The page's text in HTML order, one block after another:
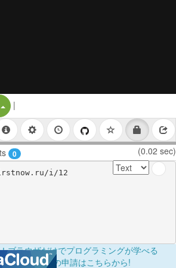
Split Button!
|
0 (0.02 sec)
i/12
ブラウザだけでプログラミングが学べる
フリーパス」の申請はこちらから!